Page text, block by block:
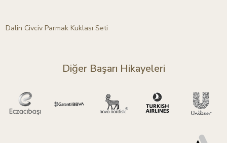
Dalin Civciv Parmak Kuklası Seti
Diğer Başarı Hikayeleri